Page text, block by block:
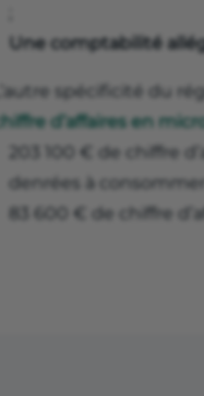
Une comptabilité
spécificité du
d’affaires en
203 100 € de chiffre
denrées à
83 600 € de chiffre